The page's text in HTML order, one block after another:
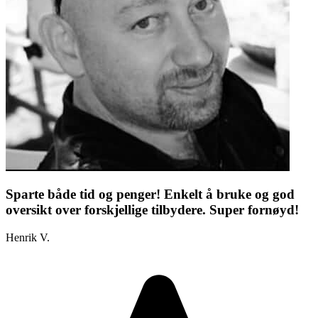
Sparte både tid og penger! Enkelt å bruke og god
oversikt over forskjellige tilbydere. Super fornøyd!
Henrik V.